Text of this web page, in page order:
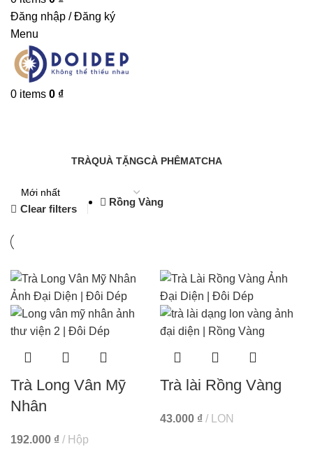
Đăng nhập / Đăng ký
Menu
0 items 0 ₫
TRÀQUÀ TẶNGCÀ PHÊMATCHA
Clear filters
Rồng Vàng
Trà Long Vân Mỹ
Nhân
192.000 ₫ Hộp
Trà lài Rồng Vàng
43.000 ₫ LON